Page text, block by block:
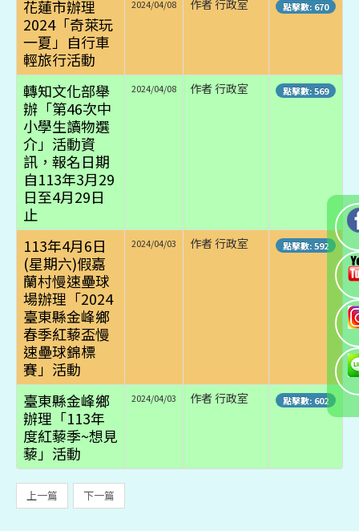
花蓮市辦理
2024「奇萊玩
一夏」自行車
輕旅行活動
2024/04/08 作者 行政室 點擊數: 670
轉知文化部舉
辦「第46次中
小學生讀物選
介」活動資
訊，報名日期
自113年3月29
日至4月29日
止
2024/04/08 作者 行政室 點擊數: 569
113年4月6日
(星期六)假嘉
蘭村慢速壘球
場辦理「2024
臺東縣金峰鄉
春季紅藜盃慢
速壘球錦標
賽」活動
2024/04/03 作者 行政室 點擊數: 592
臺東縣金峰鄉
辦理「113年
度紅藜季~想見
藜」活動
2024/04/03 作者 行政室 點擊數: 602
上一篇 下一篇